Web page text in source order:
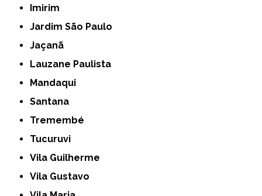
Imirim
Jardim São Paulo
Jaçanã
Lauzane Paulista
Mandaqui
Santana
Tremembé
Tucuruvi
Vila Guilherme
Vila Gustavo